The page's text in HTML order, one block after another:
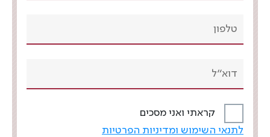
קראתי ואני מסכים
לתנאי השימוש ומדיניות הפרטיות